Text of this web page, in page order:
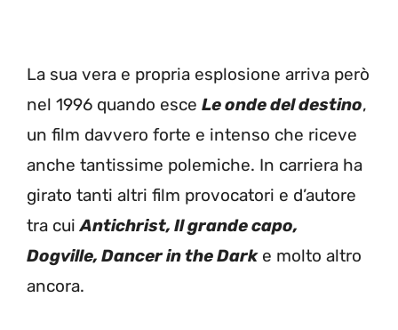
La sua vera e propria esplosione arriva però
nel 1996 quando esce Le onde del destino,
un film davvero forte e intenso che riceve
anche tantissime polemiche. In carriera ha
girato tanti altri film provocatori e d’autore
tra cuiAntichrist, Il grande capo,
Dogville, Dancer in the Darke molto altro
ancora.